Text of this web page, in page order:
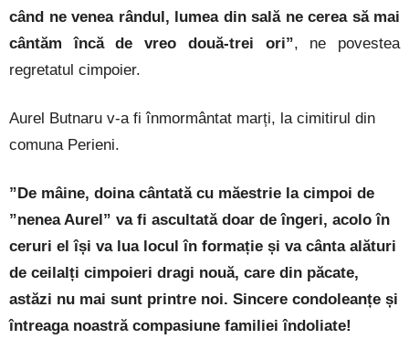
când ne venea rândul, lumea din sală ne cerea să mai
cântăm încă de vreo două-trei ori”, ne povestea
regretatul cimpoier.
Aurel Butnaru v-a fi înmormântat marți, la cimitirul din
comuna Perieni.
”De mâine, doina cântată cu măestrie la cimpoi de
”nenea Aurel” va fi ascultată doar de îngeri, acolo în
ceruri el își va lua locul în formație și va cânta alături
de ceilalți cimpoieri dragi nouă, care din păcate,
astăzi nu mai sunt printre noi. Sincere condoleanțe și
întreaga noastră compasiune familiei îndoliate!